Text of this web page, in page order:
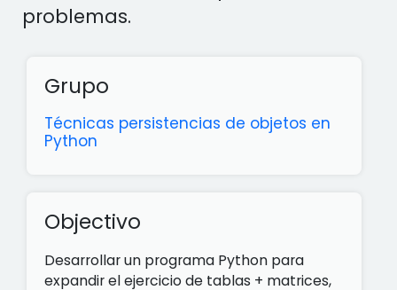
problemas.
Grupo
Técnicas persistencias de objetos en
Python
Objectivo
Desarrollar un programa Python para
expandir el ejercicio de tablas + matrices,